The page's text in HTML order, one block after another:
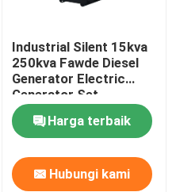
Industrial Silent 15kva
250kva Fawde Diesel
Generator Electric
Generator Set
Harga terbaik
Hubungi kami